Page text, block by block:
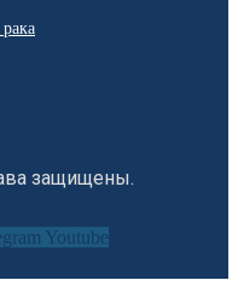
защищены.
Youtube